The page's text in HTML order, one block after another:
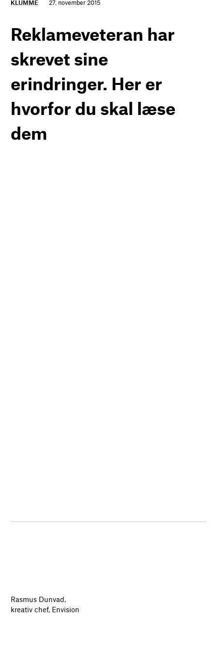
KLUMME 27. november 2015
Reklameveteran har
skrevet sine
erindringer. Her er
hvorfor du skal læse
dem
Rasmus Dunvad,
kreativ chef, Envision